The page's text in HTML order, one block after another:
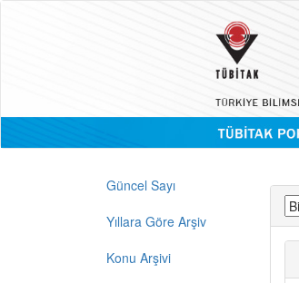
Güncel Sayı
Yıllara Göre Arşiv
Konu Arşivi